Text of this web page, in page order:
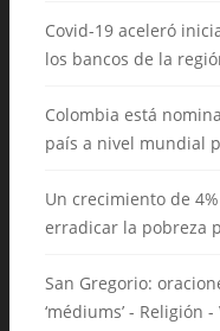
Covid-19 aceleró
los bancos de la
Colombia está
país a nivel mundial
Un crecimiento de
erradicar la pobreza
San Gregorio:
‘médiums’ - Religión -